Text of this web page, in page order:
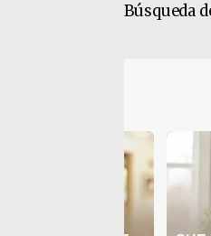
Búsqueda